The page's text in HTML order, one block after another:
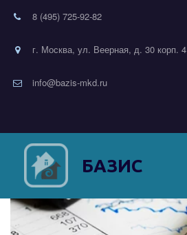
8 (495) 725-92-82
г. Москва, ул. Веерная, д. 30 корп. 4
info@bazis-mkd.ru
БАЗИС